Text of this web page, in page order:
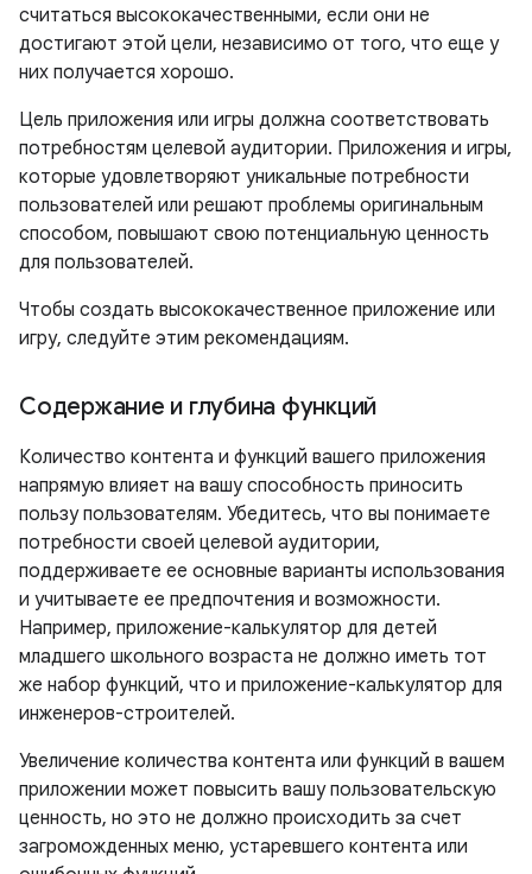
считаться высококачественными, если они не
достигают этой цели, независимо от того, что еще у
них получается хорошо.
Цель приложения или игры должна соответствовать
потребностям целевой аудитории. Приложения и игры,
которые удовлетворяют уникальные потребности
пользователей или решают проблемы оригинальным
способом, повышают свою потенциальную ценность
для пользователей.
Чтобы создать высококачественное приложение или
игру, следуйте этим рекомендациям.
Содержание и глубина функций
Количество контента и функций вашего приложения
напрямую влияет на вашу способность приносить
пользу пользователям. Убедитесь, что вы понимаете
потребности своей целевой аудитории,
поддерживаете ее основные варианты использования
и учитываете ее предпочтения и возможности.
Например, приложение-калькулятор для детей
младшего школьного возраста не должно иметь тот
же набор функций, что и приложение-калькулятор для
инженеров-строителей.
Увеличение количества контента или функций в вашем
приложении может повысить вашу пользовательскую
ценность, но это не должно происходить за счет
загроможденных меню, устаревшего контента или